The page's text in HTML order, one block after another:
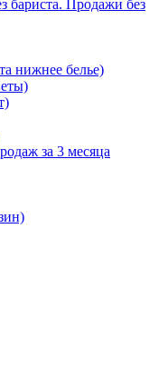
бариста. Продажи без
нижнее белье)
за 3 месяца